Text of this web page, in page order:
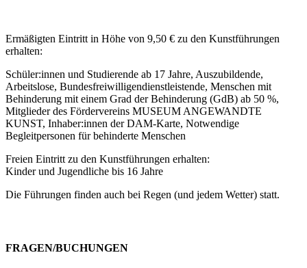
Ermäßigten Eintritt in Höhe von 9,50 € zu den Kunstführungen
erhalten:
Schüler:innen und Studierende ab 17 Jahre, Auszubildende,
Arbeitslose, Bundesfreiwilligendienstleistende, Menschen mit
Behinderung mit einem Grad der Behinderung (GdB) ab 50 %,
Mitglieder des Fördervereins MUSEUM ANGEWANDTE
KUNST, Inhaber:innen der DAM-Karte, Notwendige
Begleitpersonen für behinderte Menschen
Freien Eintritt zu den Kunstführungen erhalten:
Kinder und Jugendliche bis 16 Jahre
Die Führungen finden auch bei Regen (und jedem Wetter) statt.
FRAGEN/BUCHUNGEN